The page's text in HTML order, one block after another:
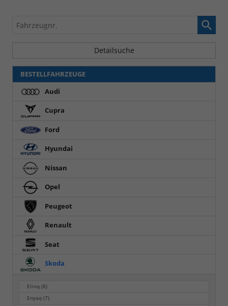
Fahrzeugnr.
Detailsuche
BESTELLFAHRZEUGE
Audi
Cupra
Ford
Hyundai
Nissan
Opel
Peugeot
Renault
Seat
Skoda
Elroq(8)
Enyaq(7)